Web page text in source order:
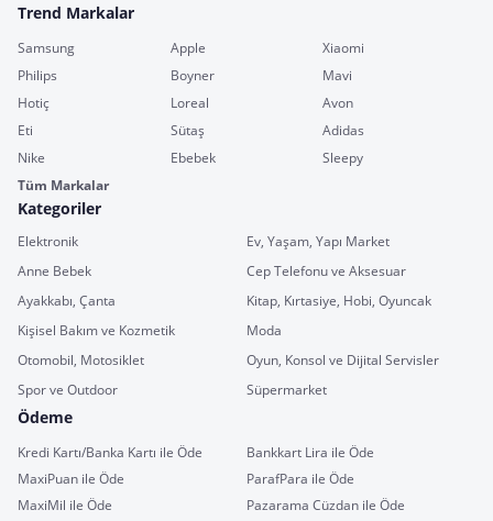
Trend Markalar
Samsung Apple
Xiaomi
Philips
Boyner
Mavi
Hotiç
Loreal
Avon
Eti
Sütaş
Adidas
Nike
Ebebek
Sleepy
Tüm Markalar
Kategoriler
Elektronik
Ev, Yaşam, Yapı Market
Anne Bebek
Cep Telefonu ve Aksesuar
Ayakkabı, Çanta
Kitap, Kırtasiye, Hobi, Oyuncak
Kişisel Bakım ve Kozmetik
Moda
Otomobil, Motosiklet
Oyun, Konsol ve Dijital Servisler
Spor ve Outdoor
Süpermarket
Ödeme
Kredi Kartı/Banka Kartı ile Öde
Bankkart Lira ile Öde
MaxiPuan ile Öde
ParafPara ile Öde
MaxiMil ile Öde
Pazarama Cüzdan ile Öde